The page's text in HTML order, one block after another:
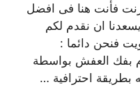
فأنت هنا فى افضل
ان نقدم لكم
فنحن دائما :
بفك العفش بواسطة
بطريقة احترافية …